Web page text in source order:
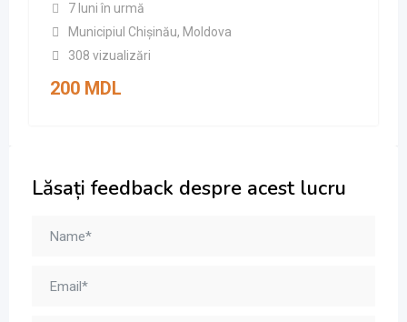
7 luni în urmă
Municipiul Chișinău, Moldova
308 vizualizări
200 MDL
Lăsați feedback despre acest lucru